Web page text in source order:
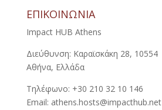
ΕΠΙΚΟΙΝΩΝΙΑ
Impact HUB Athens
Διεύθυνση: Καραϊσκάκη 28, 10554
Αθήνα, Ελλάδα
Τηλέφωνο: +30 210 32 10 146
Email: athens.hosts@impacthub.net